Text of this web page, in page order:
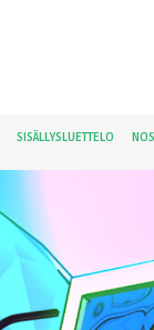
SISÄLLYSLUETTELO